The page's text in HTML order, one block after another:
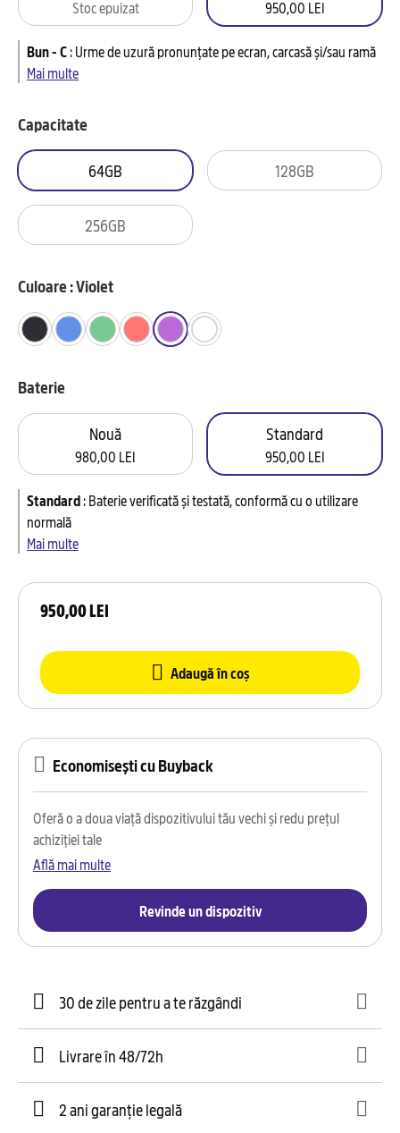
950,00 LEI
Adaugă în coș
Stoc epuizat 950,00 LEI
Bun - C:Urme de uzură pronunțate pe ecran, carcasă și/sau ramă
Mai multe
Capacitate
64GB 128GB
256GB
Culoare : Violet
Baterie
Nouă
980,00 LEI
Standard
950,00 LEI
Standard:Baterie verificată și testată, conformă cu o utilizare
normală
Mai multe
Economisești cu Buyback
Oferă o a doua viață dispozitivului tău vechi și redu prețul
achiziției tale
Află mai multe
Revinde un dispozitiv
30 de zile pentru a te răzgândi
Livrare în 48/72h
2 ani garanție legală